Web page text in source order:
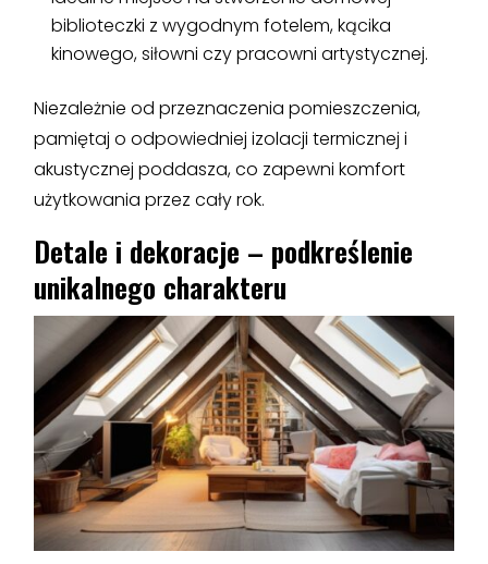
biblioteczki z wygodnym fotelem, kącika
kinowego, siłowni czy pracowni artystycznej.
Niezależnie od przeznaczenia pomieszczenia,
pamiętaj o odpowiedniej izolacji termicznej i
akustycznej poddasza, co zapewni komfort
użytkowania przez cały rok.
Detale i dekoracje – podkreślenie
unikalnego charakteru